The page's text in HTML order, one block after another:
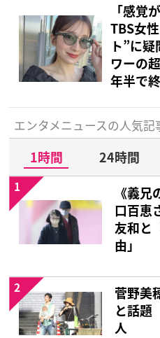
「感覚
TBS女
ト”に
ワーの
年半で
エンタメニュースの人気記
1時間 24時間
《義
口百恵
友和と
由」
1
菅野美
と話題
人
2